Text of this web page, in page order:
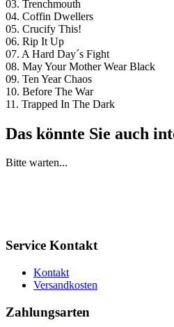
03. Trenchmouth
04. Coffin Dwellers
05. Crucify This!
06. Rip It Up
07. A Hard Day´s Fight
08. May Your Mother Wear Black
09. Ten Year Chaos
10. Before The War
11. Trapped In The Dark
Das könnte Sie auch
Bitte warten...
Service Kontakt
Kontakt
Versandkosten
Zahlungsarten